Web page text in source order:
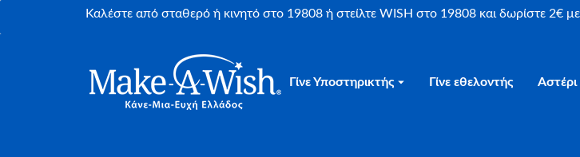
Καλέστε από σταθερό ή κινητό στο 19808 ή στείλτε WISH στο 19808 και δωρίστε 2€
Γίνε Υποστηρικτής Γίνε εθελοντής